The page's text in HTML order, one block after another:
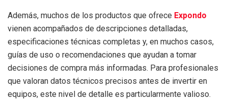
Además, muchos de los productos que ofrece Expondo
vienen acompañados de descripciones detalladas,
especificaciones técnicas completas y, en muchos casos,
guías de uso o recomendaciones que ayudan a tomar
decisiones de compra más informadas. Para profesionales
que valoran datos técnicos precisos antes de invertir en
equipos, este nivel de detalle es particularmente valioso.